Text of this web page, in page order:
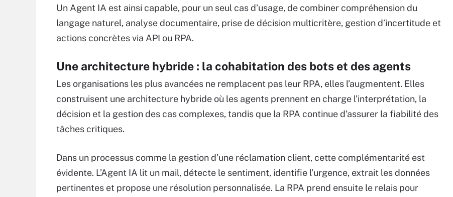
Un Agent IA est ainsi capable, pour un seul cas d’usage, de combiner compréhension du
langage naturel, analyse documentaire, prise de décision multicritère, gestion d’incertitude et
actions concrètes via API ou RPA.
Une architecture hybride : la cohabitation des bots et des agents
Les organisations les plus avancées ne remplacent pas leur RPA, elles l’augmentent. Elles
construisent une architecture hybride où les agents prennent en charge l’interprétation, la
décision et la gestion des cas complexes, tandis que la RPA continue d’assurer la fiabilité des
tâches critiques.
Dans un processus comme la gestion d’une réclamation client, cette complémentarité est
évidente. L’Agent IA lit un mail, détecte le sentiment, identifie l’urgence, extrait les données
pertinentes et propose une résolution personnalisée. La RPA prend ensuite le relais pour